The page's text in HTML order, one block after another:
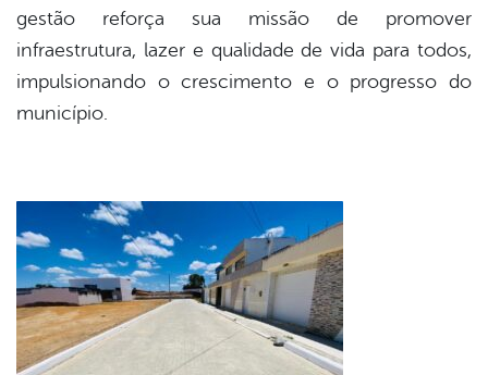
gestão reforça sua missão de promover
infraestrutura, lazer e qualidade de vida para todos,
impulsionando o crescimento e o progresso do
município.